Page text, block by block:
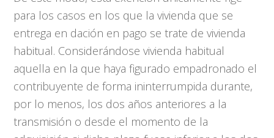
para los casos en los que la vivienda que se
entrega en dación en pago se trate de vivienda
habitual. Considerándose vivienda habitual
aquella en la que haya figurado empadronado el
contribuyente de forma ininterrumpida durante,
por lo menos, los dos años anteriores a la
transmisión o desde el momento de la